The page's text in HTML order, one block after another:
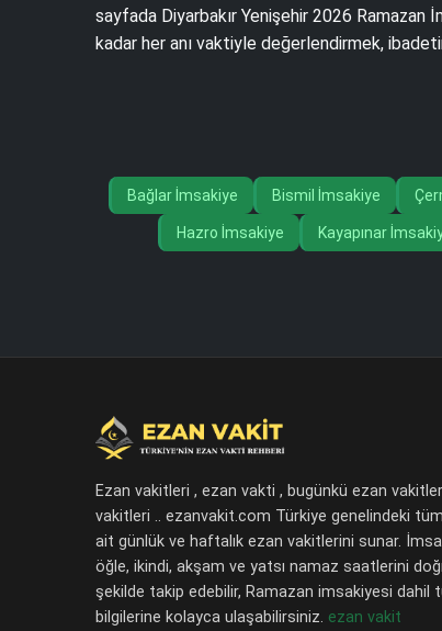
sayfada Diyarbakır Yenişehir 2026 Ramazan
kadar her anı vaktiyle değerlendirmek,
Bağlar İmsakiye Bismil İmsakiye
Hazro İmsakiye Kayapınar
Ezan vakitleri , ezan vakti , bugünkü ezan
vakitleri .. ezanvakit.com Türkiye genelindeki
ait günlük ve haftalık ezan vakitlerini sunar.
öğle, ikindi, akşam ve yatsı namaz saatlerini
şekilde takip edebilir, Ramazan imsakiyesi dahil
bilgilerine kolayca ulaşabilirsiniz. ezan vakit